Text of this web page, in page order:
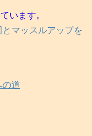
います。
マッスルアップを
道